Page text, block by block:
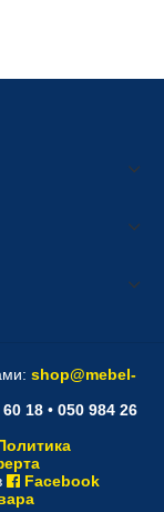
shop@mebel-
18• 050 984 26
Facebook